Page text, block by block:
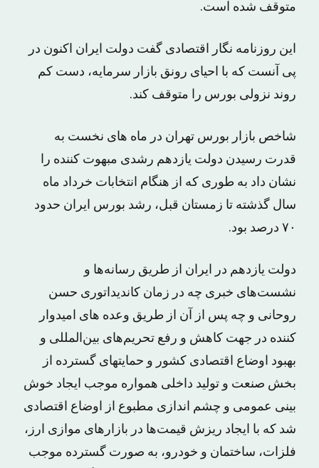
متوقف شده است.
این روزنامه نگار اقتصادی گفت دولت ایران اکنون در
پی آنست که با احیای رونق بازار سرمایه، دست کم
روند نزولی بورس را متوقف کند.
شاخص بازار بورس تهران در ماه های نخست بە
قدرت رسیدن دولت یازدهم رشدی مبهوت کننده را
نشان داد به طوری که از هنگام انتخابات خرداد ماه
سال گذشته تا زمستان قبل، رشد بورس ایران حدود
۷۰ درصد بود.
دولت یازدهم در ایران از طریق رسانه‌ها و
نشست‌های خبری چە در زمان کاندیداتوری حسن
روحانی و چە پس از آن از طریق وعدە های امیدوار
کنندە در جهت کاهش و رفع تحریم‌های بین‌المللی و
بهبود اوضاع اقتصادی کشور و حمایتهای گستردە از
بخش صنعت و تولید داخلی هموارە موجب ایجاد خوش
بینی عمومی و چشم اندازی مطبوع از اوضاع اقتصادی
شد کە با ایجاد ریزش قیمت‌ها در بازارهای موازی ارز،
فلزات، ساختمان و خودرو، بە صورت گستردە موجب